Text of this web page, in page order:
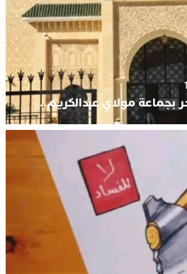
بجماعة مولاي عبدالكريم..